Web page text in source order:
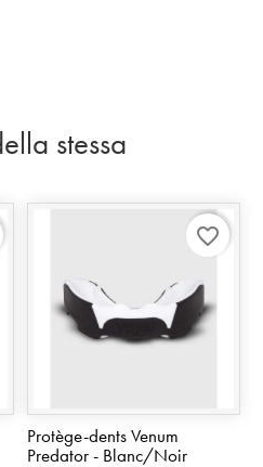
stessa
Protège-dents Venum
Predator - Blanc/Noir
favorite_border